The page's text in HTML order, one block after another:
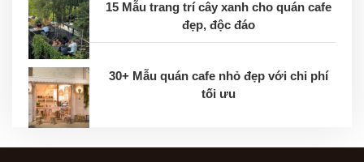
15 Mẫu trang trí cây xanh cho quán cafe
đẹp, độc đáo
30+ Mẫu quán cafe nhỏ đẹp với chi phí
tối ưu